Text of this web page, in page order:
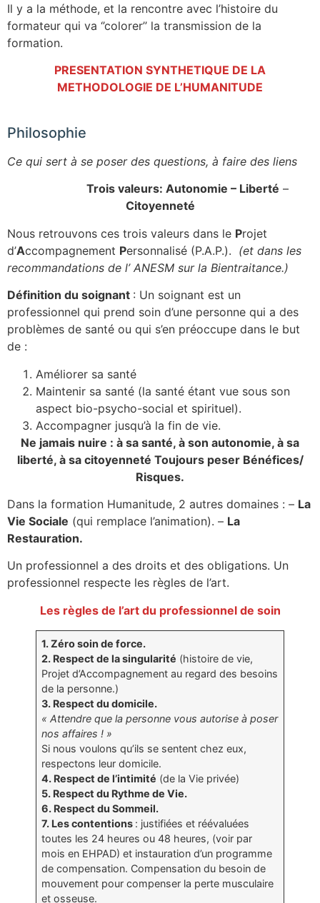
Il y a la méthode, et la rencontre avec l’histoire du
formateur qui va ‘’colorer’’ la transmission de la
formation.
PRESENTATION SYNTHETIQUE DE LA
METHODOLOGIE DE L’HUMANITUDE
Philosophie
Ce qui sert à se poser des questions, à faire des liens
Trois valeurs: Autonomie – Liberté –
Citoyenneté
Nous retrouvons ces trois valeurs dans le Projet
d’Accompagnement Personnalisé (P.A.P.). (et dans les
recommandations de l’ ANESM sur la Bientraitance.)
Définition du soignant : Un soignant est un
professionnel qui prend soin d’une personne qui a des
problèmes de santé ou qui s’en préoccupe dans le but
de :
Améliorer sa santé
Maintenir sa santé (la santé étant vue sous son
aspect bio-psycho-social et spirituel).
Accompagner jusqu’à la fin de vie.
Ne jamais nuire : à sa santé, à son autonomie, à sa
liberté, à sa citoyenneté Toujours peser Bénéfices/
Risques.
Dans la formation Humanitude, 2 autres domaines : – La
Vie Sociale (qui remplace l’animation). – La
Restauration.
Un professionnel a des droits et des obligations. Un
professionnel respecte les règles de l’art.
Les règles de l’art du professionnel de soin
1. Zéro soin de force.
2. Respect de la singularité (histoire de vie,
Projet d’Accompagnement au regard des besoins
de la personne.)
3. Respect du domicile.
« Attendre que la personne vous autorise à poser
nos affaires ! »
Si nous voulons qu’ils se sentent chez eux,
respectons leur domicile.
4. Respect de l’intimité (de la Vie privée)
5. Respect du Rythme de Vie.
6. Respect du Sommeil.
7. Les contentions : justifiées et réévaluées
toutes les 24 heures ou 48 heures, (voir par
mois en EHPAD) et instauration d’un programme
de compensation. Compensation du besoin de
mouvement pour compenser la perte musculaire
et osseuse.